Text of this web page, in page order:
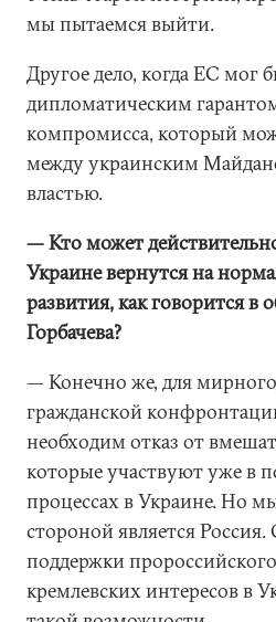
мы пытаемся выйти.
Другое дело, когда ЕС мог
дипломатическим
компромисса, который
между украинским
властью.
— Кто может
Украине вернутся на
развития, как говорится в
Горбачева?
— Конечно же, для
гражданской
необходим отказ от
которые участвуют уже в
процессах в Украине. Но
стороной является
поддержки
кремлевских интересов в